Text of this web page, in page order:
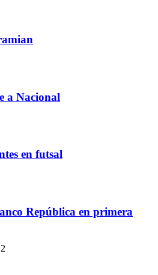
a Nacional
en futsal
República en primera